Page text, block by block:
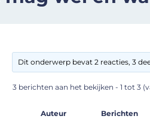
Dit onderwerp bevat 2 reacties, 3
3 berichten aan het bekijken - 1 tot 3
Auteur Berichten